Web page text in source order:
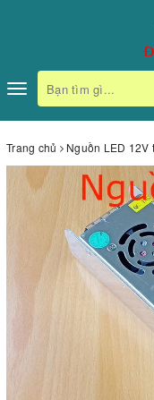
Toggle
navigation
Trang chủ Nguồn LED 12V